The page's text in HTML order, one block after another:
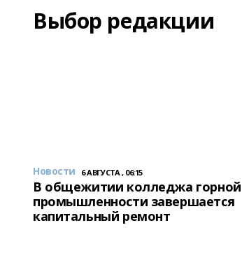
Выбор редакции
Новости 6 АВГУСТА , 06:15
В общежитии колледжа горной
промышленности завершается
капитальный ремонт